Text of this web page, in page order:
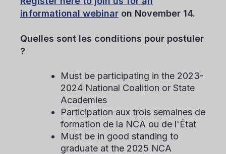
informational webinar on November 14.
Quelles sont les conditions pour postuler
?
Must be participating in the 2023-
2024 National Coalition or State
Academies
Participation aux trois semaines de
formation de la NCA ou de l'État
Must be in good standing to
graduate at the 2025 NCA